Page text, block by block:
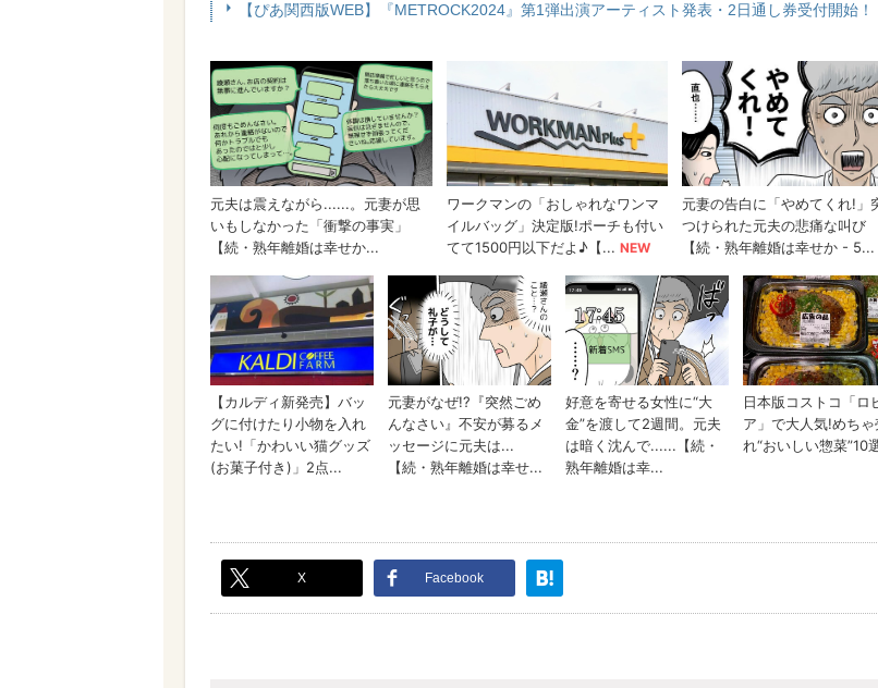
【ぴあ関西版WEB】『METROCK2024』第1弾出演アーティスト発表・2日通し券受付開始！
X Facebook